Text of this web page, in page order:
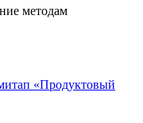
методам